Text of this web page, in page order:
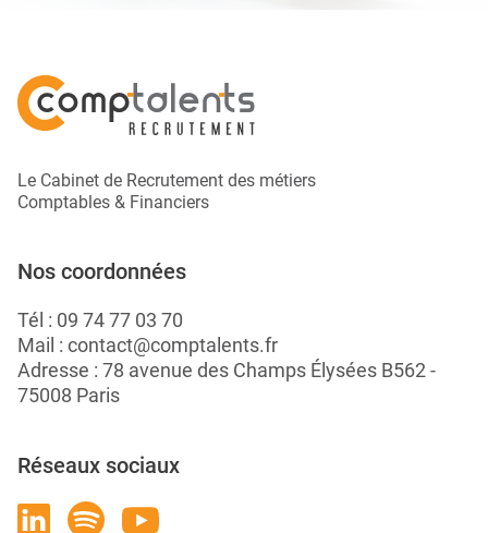
Le Cabinet de Recrutement des métiers
Comptables & Financiers
Nos coordonnées
Tél : 09 74 77 03 70
Mail : contact@comptalents.fr
Adresse : 78 avenue des Champs Élysées B562 -
75008 Paris
Réseaux sociaux